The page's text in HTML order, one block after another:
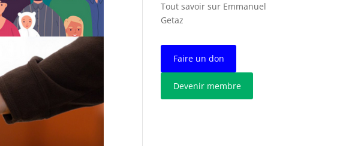
Tout savoir sur Emmanuel
Getaz
Faire un don
Devenir membre